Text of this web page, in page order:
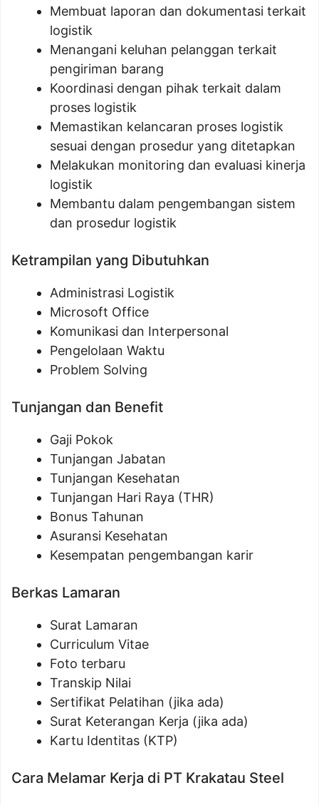
Membuat laporan dan dokumentasi terkait
logistik
Menangani keluhan pelanggan terkait
pengiriman barang
Koordinasi dengan pihak terkait dalam
proses logistik
Memastikan kelancaran proses logistik
sesuai dengan prosedur yang ditetapkan
Melakukan monitoring dan evaluasi kinerja
logistik
Membantu dalam pengembangan sistem
dan prosedur logistik
Ketrampilan yang Dibutuhkan
Administrasi Logistik
Microsoft Office
Komunikasi dan Interpersonal
Pengelolaan Waktu
Problem Solving
Tunjangan dan Benefit
Gaji Pokok
Tunjangan Jabatan
Tunjangan Kesehatan
Tunjangan Hari Raya (THR)
Bonus Tahunan
Asuransi Kesehatan
Kesempatan pengembangan karir
Berkas Lamaran
Surat Lamaran
Curriculum Vitae
Foto terbaru
Transkip Nilai
Sertifikat Pelatihan (jika ada)
Surat Keterangan Kerja (jika ada)
Kartu Identitas (KTP)
Cara Melamar Kerja di PT Krakatau Steel